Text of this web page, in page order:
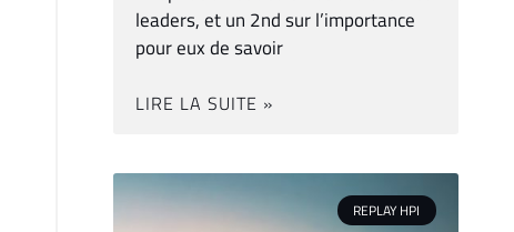
leaders, et un 2nd sur l’importance
pour eux de savoir
LIRE LA SUITE »
REPLAY HPI